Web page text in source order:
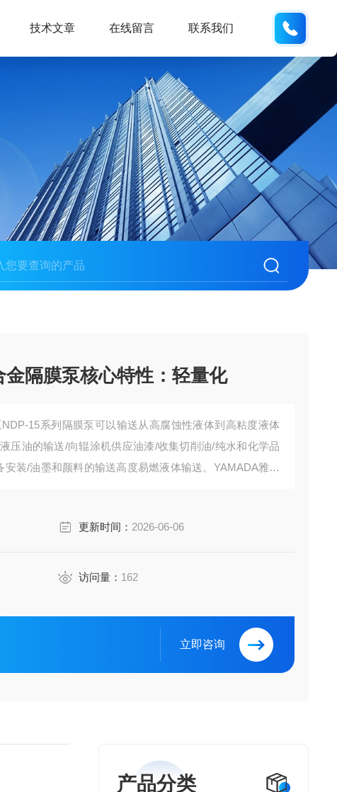
技术文章 在线留言 联系我们
隔膜泵核心特性：轻量化
15系列隔膜泵可以输送从高腐蚀性液体到高粘度液体
压油的输送/向辊涂机供应油漆/收集切削油/纯水和化学品
装/油墨和颜料的输送高度易燃液体输送。YAMADA雅玛
更新时间： 2026-06-06
访问量： 162
立即咨询
产品分类